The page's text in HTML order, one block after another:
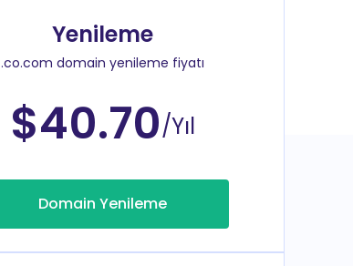
Yenileme
.co.com domain yenileme fiyatı
$40.70/Yıl
Domain Yenileme